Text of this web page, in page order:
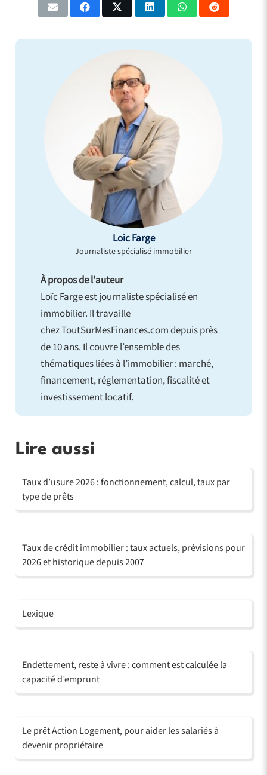
Loic Farge
Journaliste spécialisé immobilier
À propos de l'auteur
Loïc Farge est journaliste spécialisé en
immobilier. Il travaille
chez ToutSurMesFinances.com depuis près
de 10 ans. Il couvre l’ensemble des
thématiques liées à l’immobilier : marché,
financement, réglementation, fiscalité et
investissement locatif.
Lire aussi
Taux d’usure 2026 : fonctionnement, calcul, taux par
type de prêts
Taux de crédit immobilier : taux actuels, prévisions pour
2026 et historique depuis 2007
Lexique
Endettement, reste à vivre : comment est calculée la
capacité d’emprunt
Le prêt Action Logement, pour aider les salariés à
devenir propriétaire